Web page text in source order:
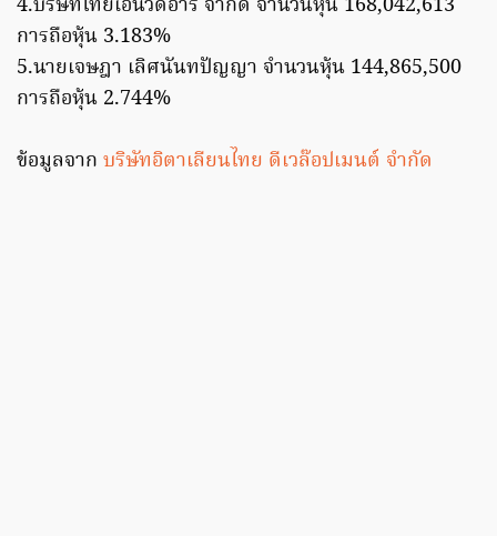
การถือหุ้น 3.183%
5.นายเจษฎา เลิศนันทปัญญา จำนวนหุ้น 144,865,500
การถือหุ้น 2.744%
ข้อมูลจาก บริษัทอิตาเลียนไทย ดีเวล๊อปเมนต์ จำกัด